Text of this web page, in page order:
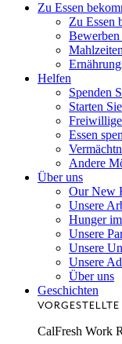
Zu Essen
Zu Essen
Bewerben
Helfen
Spenden
Starten
Freiwillige
Essen
Andere
Über uns
Our New
Unsere
Hunger
Unsere
Unsere
Unsere
Über uns
Geschichten
CalFresh Work